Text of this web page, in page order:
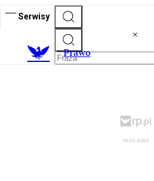
Serwisy
Prawo